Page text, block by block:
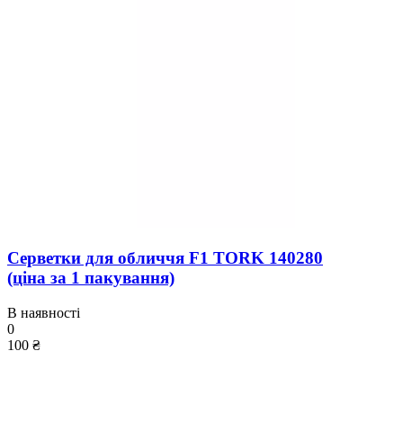
Серветки для обличчя F1 TORK 140280
(ціна за 1 пакування)
В наявності
0
100 ₴